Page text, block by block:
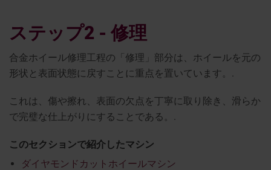
ステップ2 - 修理
合金ホイール修理工程の「修理」部分は、ホイールを元の
形状と表面状態に戻すことに重点を置いています。.
これは、傷や擦れ、表面の欠点を丁寧に取り除き、滑らか
で完璧な仕上がりにすることである。.
このセクションで紹介したマシン
ダイヤモンドカットホイールマシン